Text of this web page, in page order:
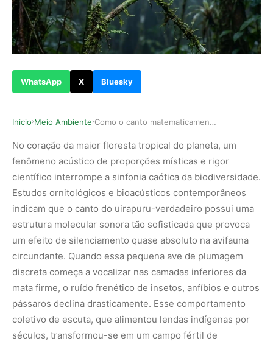
WhatsApp X Bluesky
Inicio›Meio Ambiente› Como o canto matematicamente complexo do pássar…
No coração da maior floresta tropical do planeta, um
fenômeno acústico de proporções místicas e rigor
científico interrompe a sinfonia caótica da biodiversidade.
Estudos ornitológicos e bioacústicos contemporâneos
indicam que o canto do uirapuru-verdadeiro possui uma
estrutura molecular sonora tão sofisticada que provoca
um efeito de silenciamento quase absoluto na avifauna
circundante. Quando essa pequena ave de plumagem
discreta começa a vocalizar nas camadas inferiores da
mata firme, o ruído frenético de insetos, anfíbios e outros
pássaros declina drasticamente. Esse comportamento
coletivo de escuta, que alimentou lendas indígenas por
séculos, transformou-se em um campo fértil de